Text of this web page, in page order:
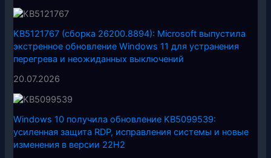
KB5121767 (сборка 26200.8894): Microsoft выпустила
экстренное обновление Windows 11 для устранения
перегрева и неожиданных выключений
20.07.2026
Windows 10 получила обновление KB5099539:
усиленная защита RDP, исправления системы и новые
изменения в версии 22H2